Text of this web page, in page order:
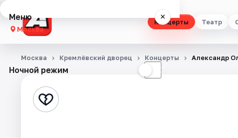
Концерты Театр
Меню ×
Москва
Концерты
Стендап
Ночной режим ☾
Москва Кремлёвский дворец Концерты Александр